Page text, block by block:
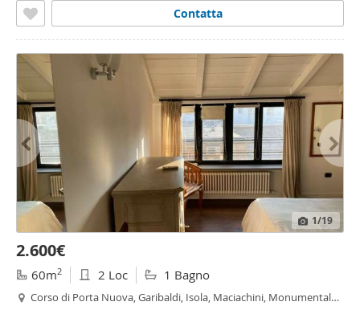
Contatta
1/19
2.600€
60m2 2 Loc 1 Bagno
Corso di Porta Nuova, Garibaldi, Isola, Maciachini, Monumentale,